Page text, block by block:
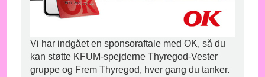
Vi har indgået en sponsoraftale med OK, så du
kan støtte KFUM-spejderne Thyregod-Vester
gruppe og Frem Thyregod, hver gang du tanker.